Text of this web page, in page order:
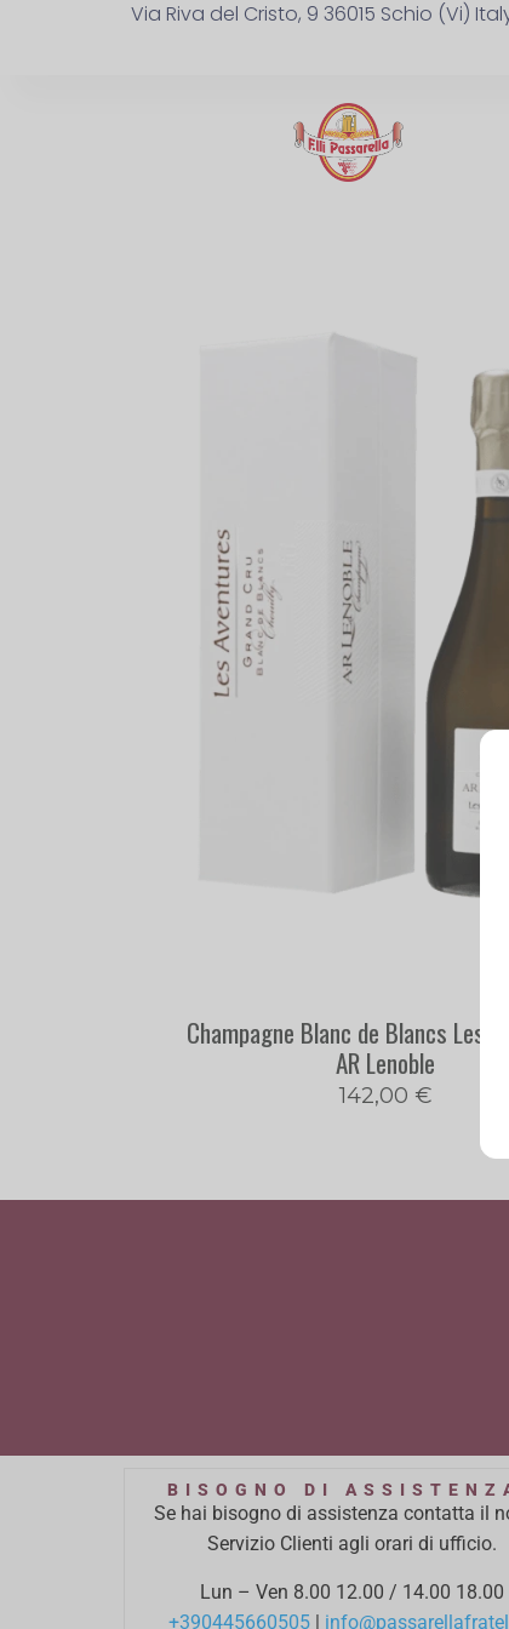
Via Riva del Cristo, 9 36015 Schio (Vi)
Champagne Blanc de Blancs Les
AR Lenoble
142,00 €
BISOGNO DI
Se hai bisogno di assistenza contatta il
Servizio Clienti agli orari di ufficio.
Lun – Ven 8.00 12.00 / 14.00 18.00
+390445660505 |